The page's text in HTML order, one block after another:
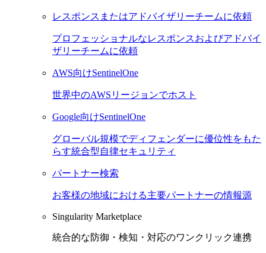
レスポンスまたはアドバイザリーチームに依頼
プロフェッショナルなレスポンスおよびアドバイ
ザリーチームに依頼
AWS向けSentinelOne
世界中のAWSリージョンでホスト
Google向けSentinelOne
グローバル規模でディフェンダーに優位性をもた
らす統合型自律セキュリティ
パートナー検索
お客様の地域における主要パートナーの情報源
Singularity Marketplace
統合的な防御・検知・対応のワンクリック連携